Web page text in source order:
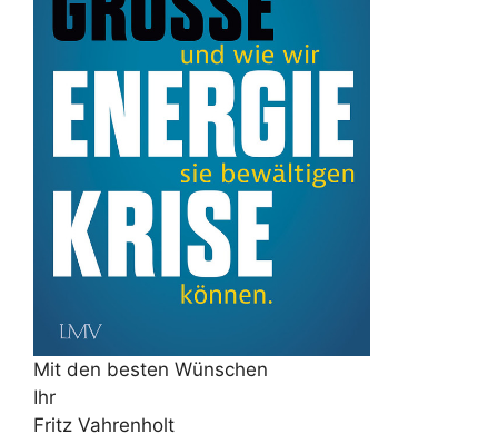
Mit den besten Wünschen
Ihr
Fritz Vahrenholt